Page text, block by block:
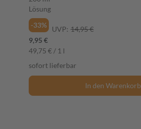
Lösung
-33%
UVP: 14,95 €
9,95 €
49,75 € / 1 l
sofort lieferbar
In den Warenkorb